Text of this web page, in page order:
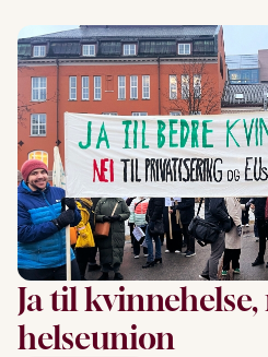
Ja til kvinnehelse,
helseunion